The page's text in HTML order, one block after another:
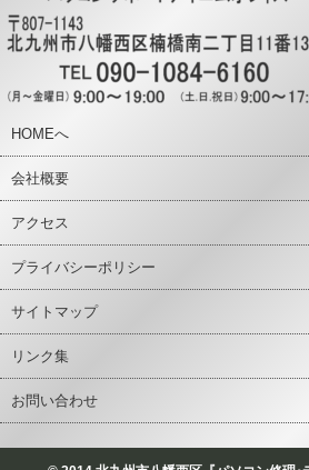
HOMEへ
会社概要
アクセス
プライバシーポリシー
サイトマップ
リンク集
お問い合わせ